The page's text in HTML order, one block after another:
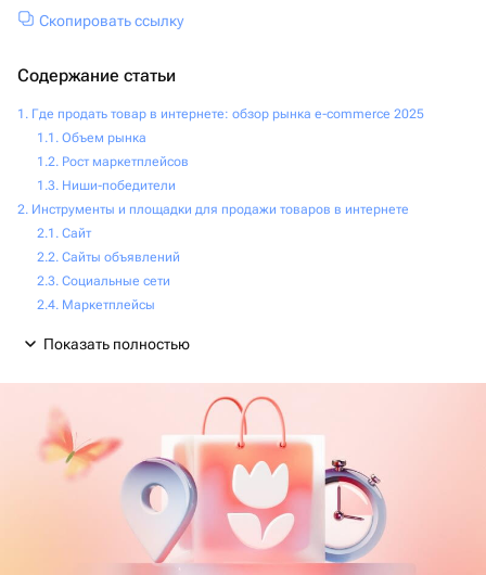
Скопировать ссылку
Содержание статьи
Где продать товар в интернете: обзор рынка e‑commerce 2025
Объем рынка
Рост маркетплейсов
Ниши‑победители
Инструменты и площадки для продажи товаров в интернете
Сайт
Сайты объявлений
Социальные сети
Маркетплейсы
Показать полностью